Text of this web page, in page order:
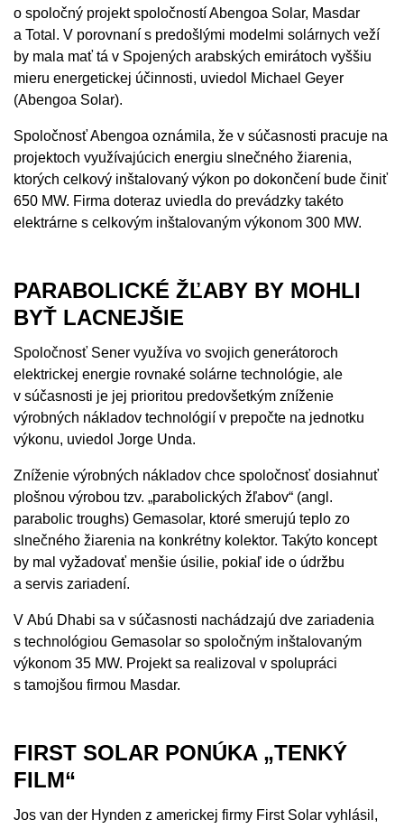
o spoločný projekt spoločností Abengoa Solar, Masdar
a Total. V porovnaní s predošlými modelmi solárnych veží
by mala mať tá v Spojených arabských emirátoch vyššiu
mieru energetickej účinnosti, uviedol Michael Geyer
(Abengoa Solar).
Spoločnosť Abengoa oznámila, že v súčasnosti pracuje na
projektoch využívajúcich energiu slnečného žiarenia,
ktorých celkový inštalovaný výkon po dokončení bude činiť
650 MW. Firma doteraz uviedla do prevádzky takéto
elektrárne s celkovým inštalovaným výkonom 300 MW.
PARABOLICKÉ ŽĽABY BY MOHLI
BYŤ LACNEJŠIE
Spoločnosť Sener využíva vo svojich generátoroch
elektrickej energie rovnaké solárne technológie, ale
v súčasnosti je jej prioritou predovšetkým zníženie
výrobných nákladov technológií v prepočte na jednotku
výkonu, uviedol Jorge Unda.
Zníženie výrobných nákladov chce spoločnosť dosiahnuť
plošnou výrobou tzv. „parabolických žľabov“ (angl.
parabolic troughs) Gemasolar, ktoré smerujú teplo zo
slnečného žiarenia na konkrétny kolektor. Takýto koncept
by mal vyžadovať menšie úsilie, pokiaľ ide o údržbu
a servis zariadení.
V Abú Dhabi sa v súčasnosti nachádzajú dve zariadenia
s technológiou Gemasolar so spoločným inštalovaným
výkonom 35 MW. Projekt sa realizoval v spolupráci
s tamojšou firmou Masdar.
FIRST SOLAR PONÚKA „TENKÝ
FILM“
Jos van der Hynden z americkej firmy First Solar vyhlásil,